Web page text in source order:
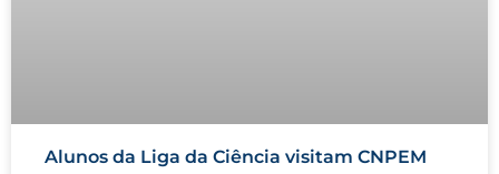
Alunos da Liga da Ciência visitam CNPEM